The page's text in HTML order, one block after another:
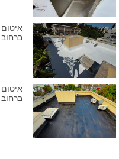
ברחוב
איטום